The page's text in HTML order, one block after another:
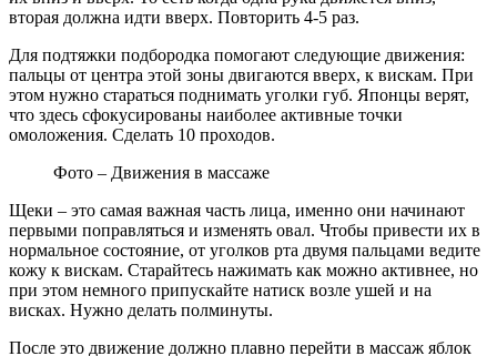
вторая должна идти вверх. Повторить 4-5 раз.
Для подтяжки подбородка помогают следующие движения:
пальцы от центра этой зоны двигаются вверх, к вискам. При
этом нужно стараться поднимать уголки губ. Японцы верят,
что здесь сфокусированы наиболее активные точки
омоложения. Сделать 10 проходов.
Фото – Движения в массаже
Щеки – это самая важная часть лица, именно они начинают
первыми поправляться и изменять овал. Чтобы привести их в
нормальное состояние, от уголков рта двумя пальцами ведите
кожу к вискам. Старайтесь нажимать как можно активнее, но
при этом немного припускайте натиск возле ушей и на
висках. Нужно делать полминуты.
После это движение должно плавно перейти в массаж яблок